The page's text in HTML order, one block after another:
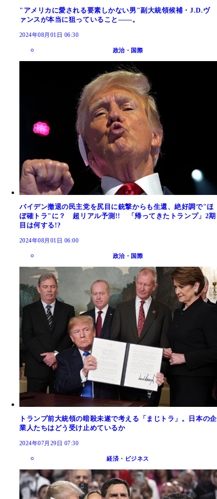
"アメリカに愛される要素しかない男"副大統領候補・J.D.ヴ
ァンスが本当に狙っていること――。
2024年08月01日 06:30
政治・国際
バイデン撤退の民主党を尻目に銃撃からも生還、絶好調で"ほ
ぼ確トラ"に？ 超リアル予測!! 「帰ってきたトランプ」2期
目は何する!?
2024年08月01日 06:00
政治・国際
トランプ前大統領の暗殺未遂で考える「まじトラ」。日本の企
業人たちはどう受け止めているか
2024年07月29日 07:30
経済・ビジネス